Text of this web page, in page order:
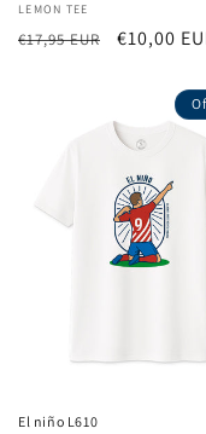
Proveedor:
LEMON TEE
Precio
€17,95 EUR
Precio
€10,00
El niño L610